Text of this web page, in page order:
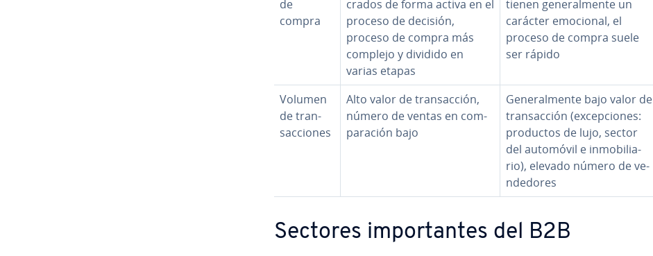
de
compra
cra­dos de forma activa en el
proceso de decisión,
proceso de compra más
complejo y dividido en
varias etapas
tienen ge­ne­ra­l­me­n­te un
carácter emocional, el
proceso de compra suele
ser rápido
Volumen
de tra­n­
sac­cio­nes
Alto valor de tra­n­sac­ción,
número de ventas en co­m­
pa­ra­ción bajo
Ge­ne­ra­l­me­n­te bajo valor de
tra­n­sac­ción (ex­ce­p­cio­nes:
productos de lujo, sector
del automóvil e in­mo­bi­lia­
rio), elevado número de ve­
n­de­do­res
Sectores im­po­r­ta­n­tes del B2B